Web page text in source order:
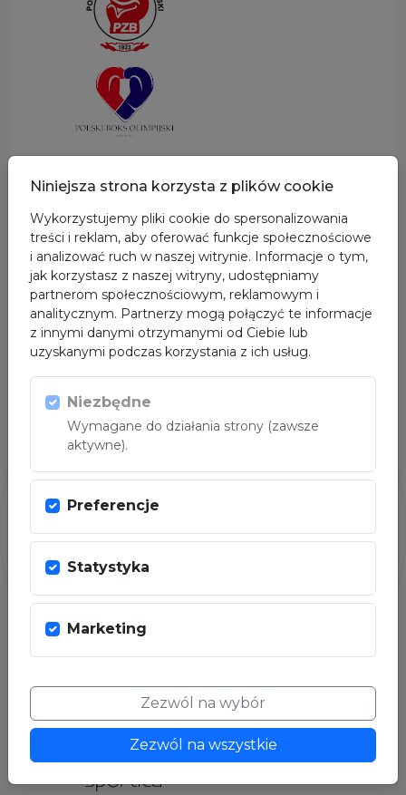
SPONSOR GŁÓWNY
Niniejsza strona korzysta z plików cookie
Wykorzystujemy pliki cookie do spersonalizowania
treści i reklam, aby oferować funkcje społecznościowe
i analizować ruch w naszej witrynie. Informacje o tym,
jak korzystasz z naszej witryny, udostępniamy
partnerom społecznościowym, reklamowym i
analitycznym. Partnerzy mogą połączyć te informacje
z innymi danymi otrzymanymi od Ciebie lub
uzyskanymi podczas korzystania z ich usług.
Niezbędne
Wymagane do działania strony (zawsze
aktywne).
Preferencje
Statystyka
Marketing
Zezwól na wybór
Zezwól na wszystkie